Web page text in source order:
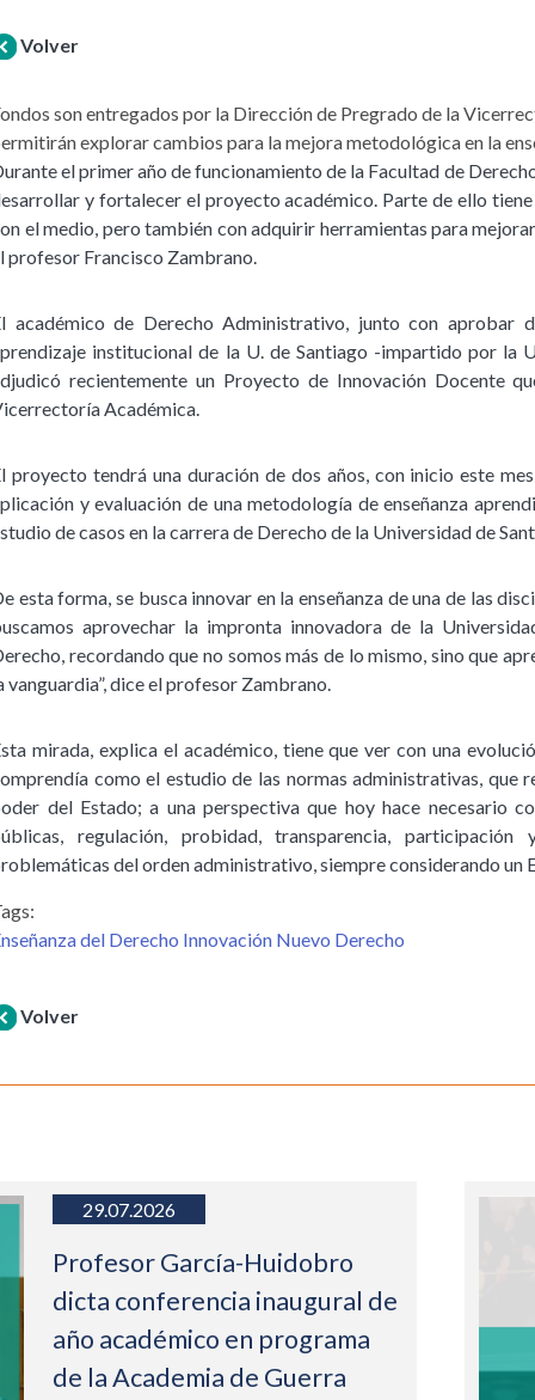
Volver
son entregados por la Dirección de Pregrado de la
explorar cambios para la mejora metodológica en la
el primer año de funcionamiento de la Facultad de
y fortalecer el proyecto académico. Parte de ello
el medio, pero también con adquirir herramientas para
profesor Francisco Zambrano.
académico de Derecho Administrativo, junto con aprobar
institucional de la U. de Santiago -impartido por la
recientemente un Proyecto de Innovación Docente
Académica.
proyecto tendrá una duración de dos años, con inicio este
y evaluación de una metodología de enseñanza
de casos en la carrera de Derecho de la Universidad de
esta forma, se busca innovar en la enseñanza de una de las
aprovechar la impronta innovadora de la
recordando que no somos más de lo mismo, sino que
vanguardia”, dice el profesor Zambrano.
mirada, explica el académico, tiene que ver con una
como el estudio de las normas administrativas, que
del Estado; a una perspectiva que hoy hace necesario
regulación, probidad, transparencia,
del orden administrativo, siempre considerando un
del Derecho Innovación Nuevo Derecho
Volver
29.07.2026
Profesor García-Huidobro
dicta conferencia inaugural de
año académico en programa
de la Academia de Guerra